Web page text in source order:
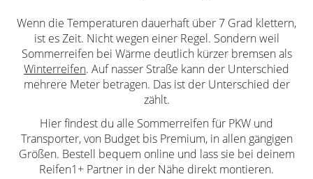
Wenn die Temperaturen dauerhaft über 7 Grad klettern,
ist es Zeit. Nicht wegen einer Regel. Sondern weil
Sommerreifen bei Wärme deutlich kürzer bremsen als
Winterreifen. Auf nasser Straße kann der Unterschied
mehrere Meter betragen. Das ist der Unterschied der
zählt.
Hier findest du alle Sommerreifen für PKW und
Transporter, von Budget bis Premium, in allen gängigen
Größen. Bestell bequem online und lass sie bei deinem
Reifen1+ Partner in der Nähe direkt montieren.